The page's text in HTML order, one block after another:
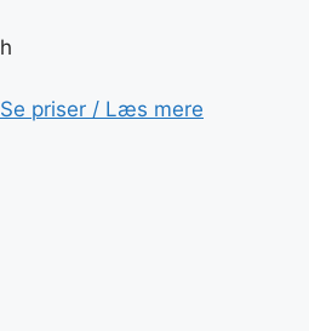
h
Se priser / Læs mere